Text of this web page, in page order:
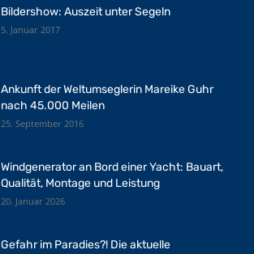
Bildershow: Auszeit unter Segeln
5. Januar 2017
Ankunft der Weltumseglerin Mareike Guhr
nach 45.000 Meilen
25. September 2016
Windgenerator an Bord einer Yacht: Bauart,
Qualität, Montage und Leistung
20. Januar 2026
Gefahr im Paradies?! Die aktuelle